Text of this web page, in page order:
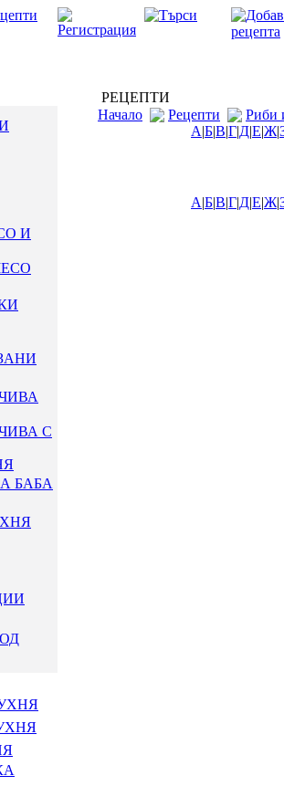
И
С
БАБА
РЕЦЕПТИ
Начало
Рецепти
Риби
А|Б|В|Г|Д|Е|Ж|
А|Б|В|Г|Д|Е|Ж|